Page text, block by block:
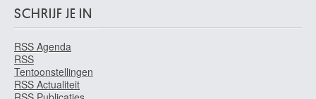
SCHRIJF JE IN
RSS Agenda
RSS
Tentoonstellingen
RSS Actualiteit